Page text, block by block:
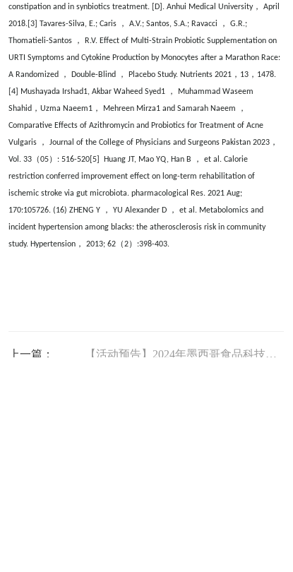
constipation and in synbiotics treatment. [D]. Anhui Medical University，April
2018.[3] Tavares-Silva, E.; Caris
，A.V.; Santos, S.A.; Ravacci ，G.R.;
Thomatieli-Santos
，R.V. Effect of Multi-Strain Probiotic Supplementation on
URTI Symptoms and Cytokine Production by Monocytes after a Marathon Race:
A Randomized
，Double-Blind ，Placebo Study. Nutrients 2021 ， 13 ， 1478.
[4] Mushayada Irshad1, Akbar Waheed Syed1
，
Muhammad Waseem
Shahid ，Uzma Naeem1 ， Mehreen Mirza1 and Samarah Naeem ，
Comparative Effects of Azithromycin and Probiotics for Treatment of Acne
Vulgaris
， Journal of the College of Physicians and Surgeons Pakistan 2023 ，
Vol. 33 （05） : 516-520[5] Huang JT, Mao YQ, Han B ，et al. Calorie
restriction conferred improvement effect on long-term rehabilitation of
ischemic stroke via gut microbiota. pharmacological Res. 2021 Aug;
170:105726. (16) ZHENG Y
，YU Alexander D ，et al. Metabolomics and
incident hypertension among blacks: the atherosclerosis risk in community
study. Hypertension ， 2013; 62 （ 2） :398-403.
上一篇：
【活动预告】2024年墨西哥食品科技展The Food Tech Summit & Expo